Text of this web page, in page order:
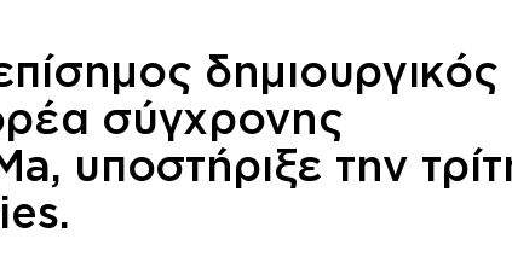
δημιουργικός
σύγχρονης
υποστήριξε την